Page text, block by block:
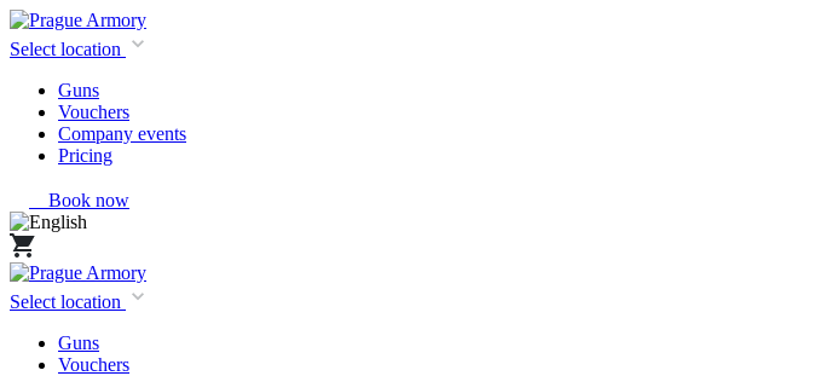
Select location
Guns
Vouchers
Company events
Pricing
Book now
Select location
Guns
Vouchers